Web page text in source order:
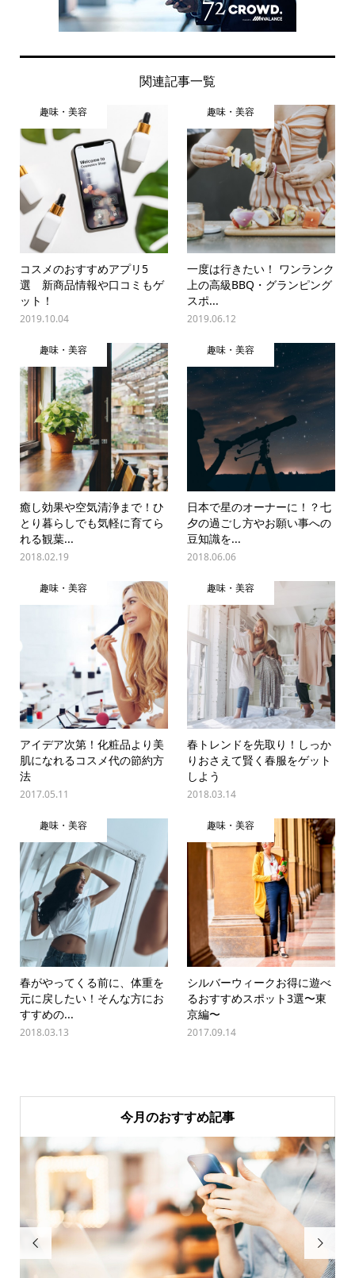
関連記事一覧
趣味・美容
コスメのおすすめアプリ5
選 新商品情報や口コミもゲ
ット！
2019.10.04
趣味・美容
一度は行きたい！ ワンランク
上の高級BBQ・グランピング
スポ...
2019.06.12
趣味・美容
癒し効果や空気清浄まで！ひ
とり暮らしでも気軽に育てら
れる観葉...
2018.02.19
趣味・美容
日本で星のオーナーに！？七
夕の過ごし方やお願い事への
豆知識を...
2018.06.06
趣味・美容
アイデア次第！化粧品より美
肌になれるコスメ代の節約方
法
2017.05.11
趣味・美容
春トレンドを先取り！しっか
りおさえて賢く春服をゲット
しよう
2018.03.14
趣味・美容
春がやってくる前に、体重を
元に戻したい！そんな方にお
すすめの...
2018.03.13
趣味・美容
シルバーウィークお得に遊べ
るおすすめスポット3選〜東
京編〜
2017.09.14
今月のおすすめ記事
 